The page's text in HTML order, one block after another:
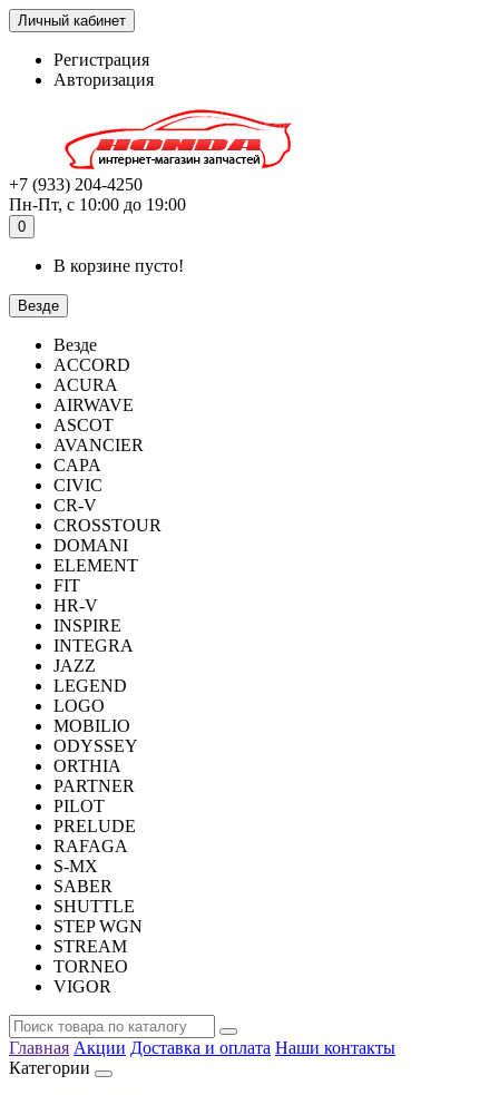
Личный кабинет
Регистрация
Авторизация
+7 (933) 204-4250
Пн-Пт, с 10:00 до 19:00
0
В корзине пусто!
Везде
Везде
ACCORD
ACURA
AIRWAVE
ASCOT
AVANCIER
CAPA
CIVIC
CR-V
CROSSTOUR
DOMANI
ELEMENT
FIT
HR-V
INSPIRE
INTEGRA
JAZZ
LEGEND
LOGO
MOBILIO
ODYSSEY
ORTHIA
PARTNER
PILOT
PRELUDE
RAFAGA
S-MX
SABER
SHUTTLE
STEP WGN
STREAM
TORNEO
VIGOR
Главная Акции Доставка и оплата Наши контакты
Категории